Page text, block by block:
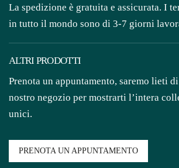
La spedizione è gratuita e assicurata. I
in tutto il mondo sono di 3-7 giorni
ALTRI PRODOTTI
Prenota un appuntamento, saremo lieti
nostro negozio per mostrarti l’intera
unici.
PRENOTA UN APPUNTAMENTO